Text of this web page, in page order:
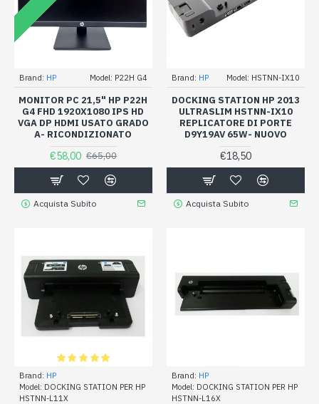
Brand: HP Model: P22H G4
MONITOR PC 21,5" HP P22H
G4 FHD 1920X1080 IPS HD
VGA DP HDMI USATO GRADO
A- RICONDIZIONATO
€58,00 €65,00
Acquista Subito
Brand: HP Model: HSTNN-IX10
DOCKING STATION HP 2013
ULTRASLIM HSTNN-IX10
REPLICATORE DI PORTE
D9Y19AV 65W- NUOVO
€18,50
Acquista Subito
Brand: HP
Model: DOCKING STATION PER HP
HSTNN-L11X
Brand: HP
Model: DOCKING STATION PER HP
HSTNN-L16X